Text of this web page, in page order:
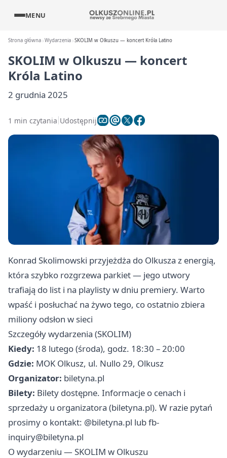
MENU
Strona główna Wydarzenia SKOLIM w Olkuszu — koncert Króla Latino
SKOLIM w Olkuszu — koncert
Króla Latino
2 grudnia 2025
1 min czytania Udostępnij
Konrad Skolimowski przyjeżdża do Olkusza z energią,
która szybko rozgrzewa parkiet — jego utwory
trafiają do list i na playlisty w dniu premiery. Warto
wpaść i posłuchać na żywo tego, co ostatnio zbiera
miliony odsłon w sieci
Szczegóły wydarzenia (SKOLIM)
Kiedy: 18 lutego (środa), godz. 18:30 – 20:00
Gdzie: MOK Olkusz, ul. Nullo 29, Olkusz
Organizator: biletyna.pl
Bilety: Bilety dostępne. Informacje o cenach i
sprzedaży u organizatora (biletyna.pl). W razie pytań
prosimy o kontakt: @biletyna.pl lubfb-
inquiry@biletyna.pl
O wydarzeniu — SKOLIM w Olkuszu